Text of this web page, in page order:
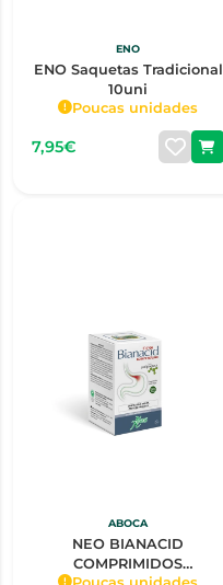
ENO
ENO Saquetas Tradicional
10uni
Poucas unidades
7,95€
ABOCA
NEO BIANACID
COMPRIMIDOS